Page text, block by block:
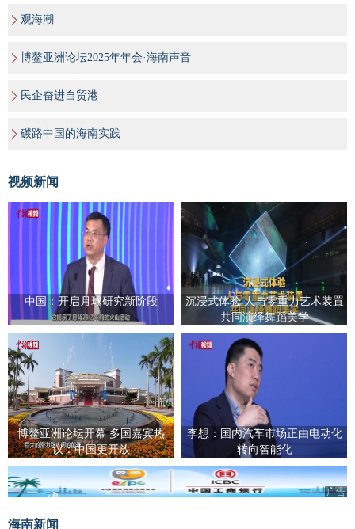
观海潮
博鳌亚洲论坛2025年年会·海南声音
民企奋进自贸港
碳路中国的海南实践
视频新闻
中国：开启月球研究新阶段
沉浸式体验 人与零重力艺术装置
共同演绎舞蹈美学
博鳌亚洲论坛开幕 多国嘉宾热
议：中国更开放
李想：国内汽车市场正由电动化
转向智能化
广告
海南新闻